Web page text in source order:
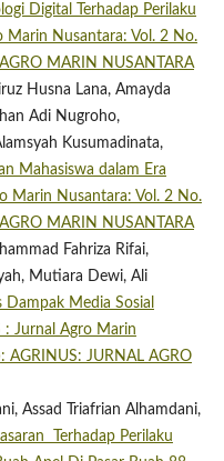
Digital Terhadap Perilaku
Marin Nusantara: Vol. 2 No.
MARIN NUSANTARA
Husna Lana, Amayda
Adi Nugroho,
Kusumadinata,
Mahasiswa dalam Era
Marin Nusantara: Vol. 2 No.
MARIN NUSANTARA
Fahriza Rifai,
Mutiara Dewi, Ali
Dampak Media Sosial
: Jurnal Agro Marin
AGRINUS: JURNAL AGRO
Assad Triafrian Alhamdani,
Terhadap Perilaku